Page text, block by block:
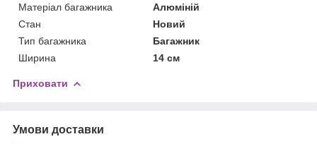
Матеріал багажника
Алюміній
Стан
Новий
Тип багажника
Багажник
Ширина
14 см
Приховати
Умови доставки